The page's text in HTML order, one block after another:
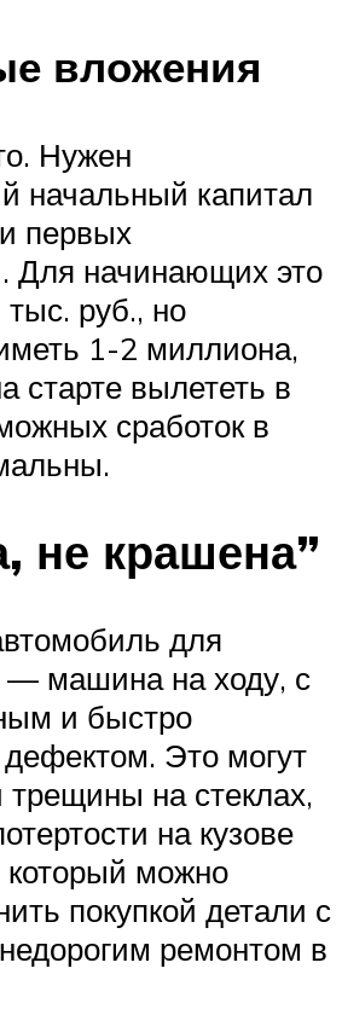
вложения
Нужен
начальный капитал
первых
Для начинающих это
тыс. руб., но
1-2 миллиона,
старте вылететь в
сработок в
не крашена”
для
— машина на ходу, с
и быстро
Это могут
на стеклах,
на кузове
можно
покупкой детали с
ремонтом в